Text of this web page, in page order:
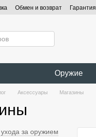
контенту
Обмен и возврат Гарантия
Оружие
Аксессуары Магазины
за оружием